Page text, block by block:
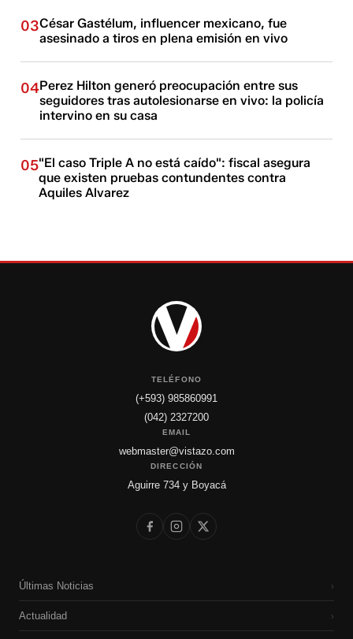
03César Gastélum, influencer mexicano, fue
asesinado a tiros en plena emisión en vivo
04Perez Hilton generó preocupación entre sus
seguidores tras autolesionarse en vivo: la policía
intervino en su casa
05"El caso Triple A no está caído": fiscal asegura
que existen pruebas contundentes contra
Aquiles Alvarez
TELÉFONO
(+593) 985860991
(042) 2327200
EMAIL
webmaster@vistazo.com
DIRECCIÓN
Aguirre 734 y Boyacá
Últimas Noticias ›
Actualidad ›